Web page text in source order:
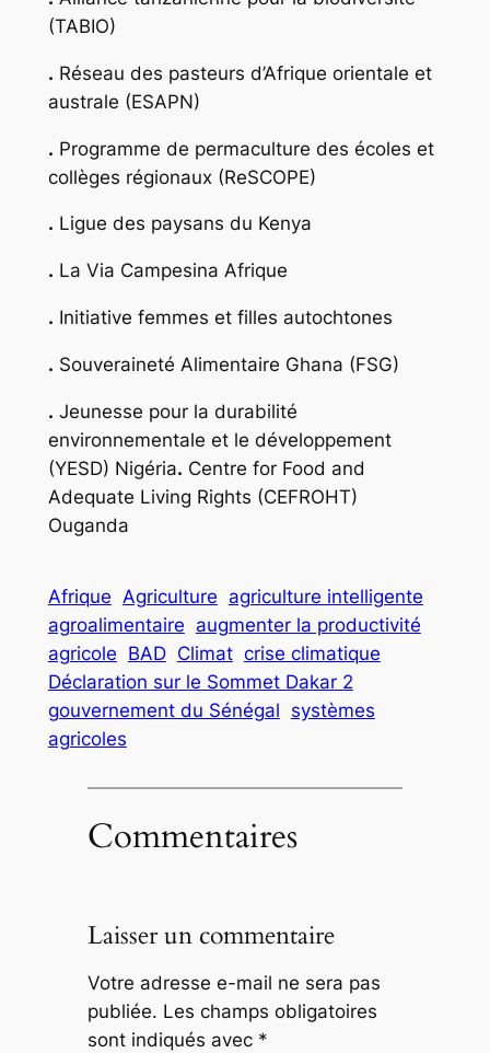
(TABIO)
. Réseau des pasteurs d’Afrique orientale et
australe (ESAPN)
. Programme de permaculture des écoles et
collèges régionaux (ReSCOPE)
. Ligue des paysans du Kenya
. La Via Campesina Afrique
. Initiative femmes et filles autochtones
. Souveraineté Alimentaire Ghana (FSG)
. Jeunesse pour la durabilité
environnementale et le développement
(YESD) Nigéria. Centre for Food and
Adequate Living Rights (CEFROHT)
Ouganda
Afrique Agriculture agriculture intelligente
agroalimentaire augmenter la productivité
agricole BAD Climat crise climatique
Déclaration sur le Sommet Dakar 2
gouvernement du Sénégal systèmes
agricoles
Commentaires
Laisser un commentaire
Votre adresse e-mail ne sera pas
publiée. Les champs obligatoires
sont indiqués avec *